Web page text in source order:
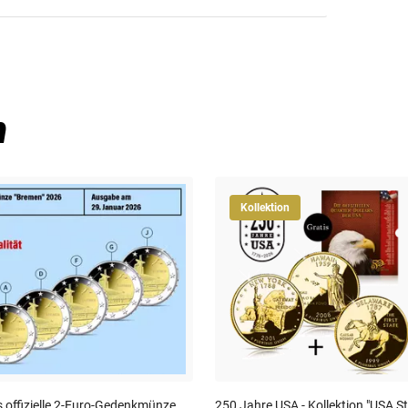
zum Schutz vor äußeren
offizielle 2-Euro-Gedenkmünze
Kollektion
250 Jahre USA - Kollektion "USA